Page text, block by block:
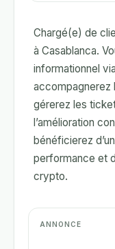
Chargé(e) de
à Casablanca.
informationnel
accompagnerez
gérerez les
l’amélioration
bénéficierez
performance et
crypto.